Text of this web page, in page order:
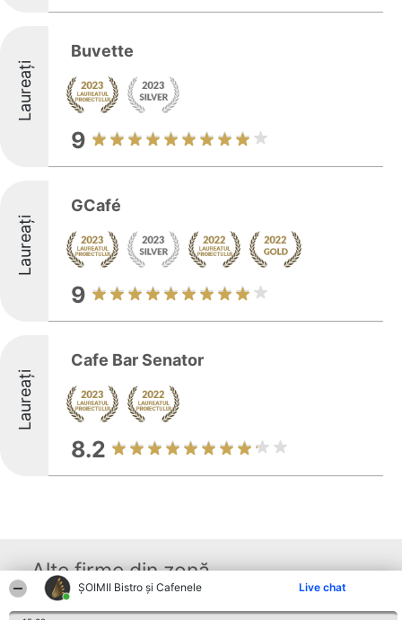
ȘOIMII Bistro și Cafenele Live chat
Laureați
Buvette
9
Laureați
GCafé
9
Laureați
Cafe Bar Senator
8.2
Alte firme din zonă